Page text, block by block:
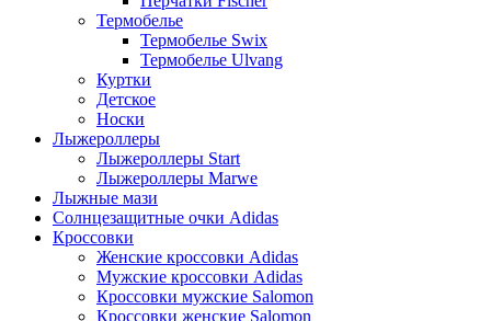
Термобелье
Термобелье Swix
Термобелье Ulvang
Куртки
Детское
Носки
Лыжероллеры
Лыжероллеры Start
Лыжероллеры Marwe
Лыжные мази
Солнцезащитные очки Adidas
Кроссовки
Женские кроссовки Adidas
Мужские кроссовки Adidas
Кроссовки мужские Salomon
Кроссовки женские Salomon